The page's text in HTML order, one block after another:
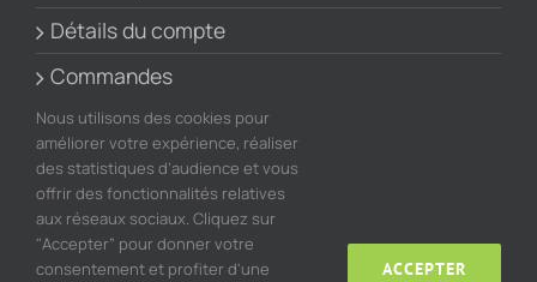
Détails du compte
Commandes
Panier
Nous utilisons des cookies pour
améliorer votre expérience, réaliser
des statistiques d’audience et vous
offrir des fonctionnalités relatives
aux réseaux sociaux. Cliquez sur
"Accepter” pour donner votre
consentement et profiter d'une
ACCEPTER